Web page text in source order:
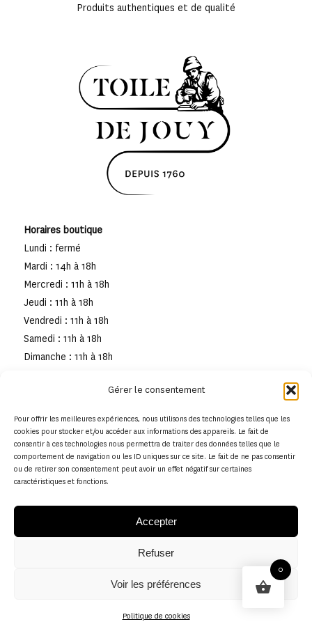
Gérer le consentement
Pour offrir les meilleures expériences, nous utilisons des technologies telles que les
cookies pour stocker et/ou accéder aux informations des appareils. Le fait de
consentir à ces technologies nous permettra de traiter des données telles que le
comportement de navigation ou les ID uniques sur ce site. Le fait de ne pas consentir
ou de retirer son consentement peut avoir un effet négatif sur certaines
caractéristiques et fonctions.
Accepter
Refuser
Voir les préférences
Politique de cookies
Produits authentiques et de qualité
Horaires boutique
Lundi : fermé
Mardi : 14h à 18h
Mercredi : 11h à 18h
Jeudi : 11h à 18h
Vendredi : 11h à 18h
Samedi : 11h à 18h
Dimanche : 11h à 18h
Conditions générales
0